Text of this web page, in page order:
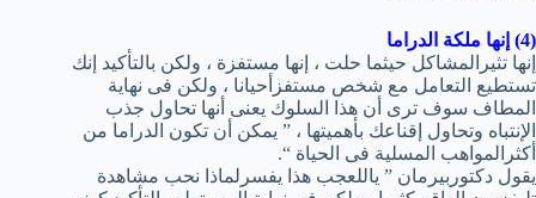
(4) إنها ملكة الدراما
إنها تثيرالمشاكل حيثما حلت ، إنها مستفزة ، ولكن بالتأكيد إنك
تستطيع التعامل مع شخص مستفزأحيانا ، ولكن فى نهاية
المطاف سوف ترى أن هذا السلوك يعنى أنها تحاول جذب
الإنتباه وتحاول إقناعك بأهميتها ، ” يمكن أن تكون الدراما من
أكثرالمواهب المسلية فى الحياة “.
يقول دكتوربيرمان ” ياللعجب هذا يفسرلماذا نحب مشاهدة